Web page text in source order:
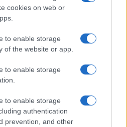
cookies on web or
to enable storage
of the website or app.
to enable storage
to enable storage
authentication
prevention, and other